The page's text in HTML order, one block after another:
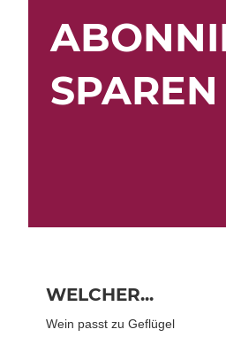
SPAREN
WELCHER...
Wein passt zu Geflügel